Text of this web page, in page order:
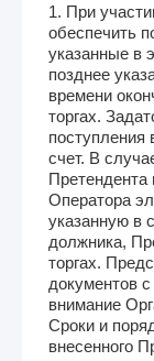
1. При
обеспечить
указанные в
позднее
времени
торгах.
поступления
счет. В
Претендента
Оператора
указанную в
должника,
торгах.
документов
внимание
Сроки и
внесенного